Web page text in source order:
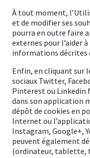
À tout moment,
et de modifier ses
pourra en outre faire
externes pour l’aider
informations décrites
Enfin, en cliquant sur
sociaux Twitter,
Pinterest ou Linkedin
dans son application
dépôt de cookies en
Internet ou
Instagram, Google+,
peuvent également
(ordinateur, tablette,